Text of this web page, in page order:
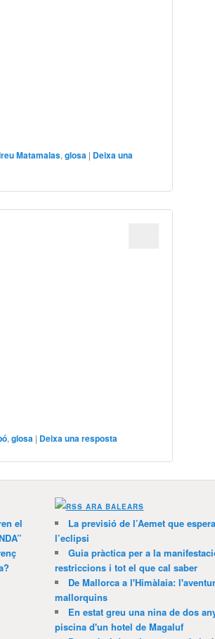
Matamalas,glosa | Deixa una
,glosa | Deixa una resposta
el
ARA BALEARS
La previsió de l’Aemet que
l’eclipsi
Guia pràctica per a la
restriccions i tot el que cal saber
De Mallorca a l'Himàlaia:
mallorquins
En estat greu una nina de dos
piscina d'un hotel de Magaluf